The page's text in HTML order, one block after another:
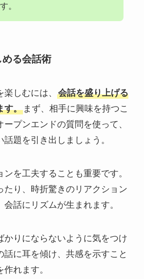
。
る会話術
しむには、 会話を盛り上げる
す。まず、相手に興味を持つこ
ープンエンドの質問を使って、
題を引き出しましょう。
を工夫することも重要です。
たり、時折驚きのリアクション
話にリズムが生まれます。
かりにならないように気をつけ
話に耳を傾け、共感を示すこと
れます。